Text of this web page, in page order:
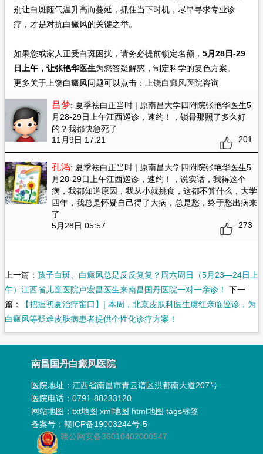
别让白斑随气温升高而蔓延，抓住当下时机，尽早寻求专业诊
疗，才是对抗白癜风的关键之举。
如果您或家人正受白斑困扰，请务必提前锁定名额， 5月28日-29
日上午，让张艳华医生为您答疑解惑，制定科学的复色方案。
更多关于上饶白癜风问题可以点击：
上饶白癜风医院咨询
吕梦: 夏季祛白正当时 | 原南昌大学四附院张艳华医生5
月28-29日上午江西巡诊，速约！
，锁骨那照了多久好
的？我都快急死了
11月9日 17:21
201
孔鸿: 夏季祛白正当时 | 原南昌大学四附院张艳华医生5
月28-29日上午江西巡诊，速约！
，说实话，我得这个
病，我都知道原因，我从小就挑食，这都不算什么，大学
四年，我总是怀疑自己得了大病，总是愁，终于愁出病来
了
5月28日 05:57
273
上一篇： 孩子白斑、白癜风总是反反复复？周六周日（5月23—24日上
午）江西省儿童医院卢宏昌医生来南昌国丹医院一对一亲诊！
下一
篇：
【把握初夏治疗窗口】| 本周，北京皮肤科医生虞红亲临巡诊，为
白癜风等疑难皮肤病患者提供个性化诊疗方案！
南昌国丹白癜风医院
医院地址：江西省南昌市青云谱区洪都南大道207号
医院电话：0791-88233120
网站地图：txt地图 xml地图 html地图 tags标签
备案号：赣ICP备19003244号-5
赣公网安备36010402000547